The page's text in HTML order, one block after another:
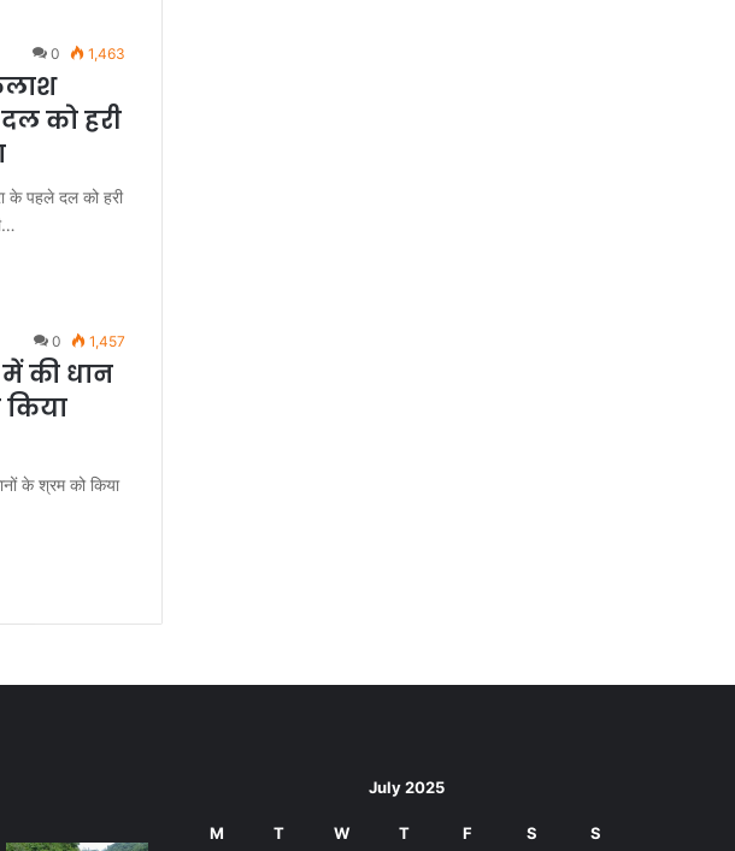
0 1,463
को हरी
के पहले दल को हरी
0 1,457
की धान
किया
के श्रम को किया
July 2025
M T W T F S S